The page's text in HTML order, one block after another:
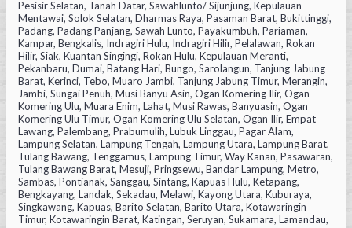
Pesisir Selatan, Tanah Datar, Sawahlunto/ Sijunjung, Kepulauan
Mentawai, Solok Selatan, Dharmas Raya, Pasaman Barat, Bukittinggi,
Padang, Padang Panjang, Sawah Lunto, Payakumbuh, Pariaman,
Kampar, Bengkalis, Indragiri Hulu, Indragiri Hilir, Pelalawan, Rokan
Hilir, Siak, Kuantan Singingi, Rokan Hulu, Kepulauan Meranti,
Pekanbaru, Dumai, Batang Hari, Bungo, Sarolangun, Tanjung Jabung
Barat, Kerinci, Tebo, Muaro Jambi, Tanjung Jabung Timur, Merangin,
Jambi, Sungai Penuh, Musi Banyu Asin, Ogan Komering Ilir, Ogan
Komering Ulu, Muara Enim, Lahat, Musi Rawas, Banyuasin, Ogan
Komering Ulu Timur, Ogan Komering Ulu Selatan, Ogan Ilir, Empat
Lawang, Palembang, Prabumulih, Lubuk Linggau, Pagar Alam,
Lampung Selatan, Lampung Tengah, Lampung Utara, Lampung Barat,
Tulang Bawang, Tenggamus, Lampung Timur, Way Kanan, Pasawaran,
Tulang Bawang Barat, Mesuji, Pringsewu, Bandar Lampung, Metro,
Sambas, Pontianak, Sanggau, Sintang, Kapuas Hulu, Ketapang,
Bengkayang, Landak, Sekadau, Melawi, Kayong Utara, Kuburaya,
Singkawang, Kapuas, Barito Selatan, Barito Utara, Kotawaringin
Timur, Kotawaringin Barat, Katingan, Seruyan, Sukamara, Lamandau,